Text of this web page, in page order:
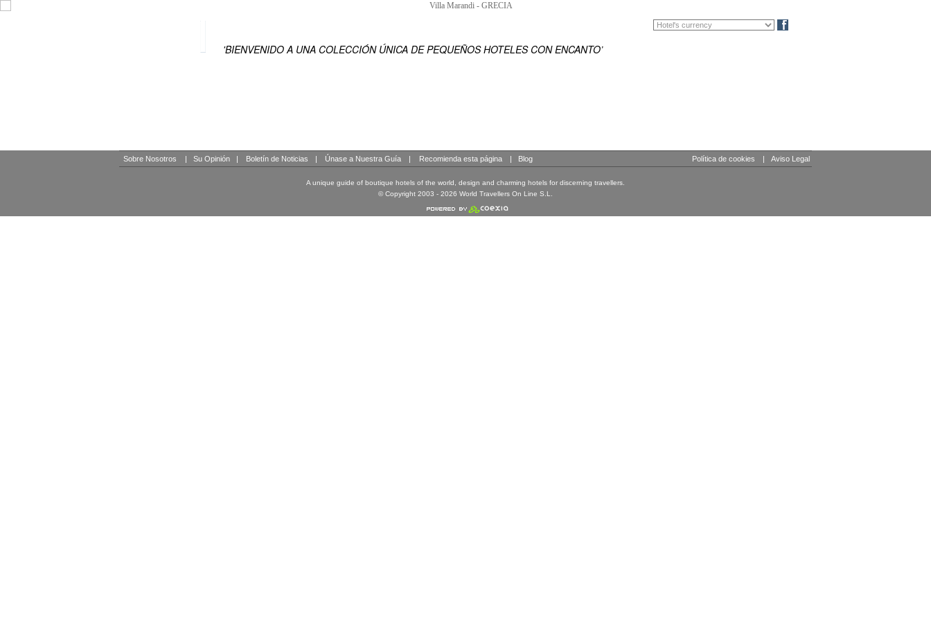
'BIENVENIDO A UNA COLECCIÓN ÚNICA DE PEQUEÑOS HOTELES CON ENCANTO’
Sobre Nosotros | Su Opinión | Boletín de Noticias | Únase a Nuestra Guía | Recomienda esta página | Blog Política de cookies | Aviso Legal
A unique guide of boutique hotels of the world, design and charming hotels for discerning travellers.
© Copyright 2003 - 2026 World Travellers On Line S.L.